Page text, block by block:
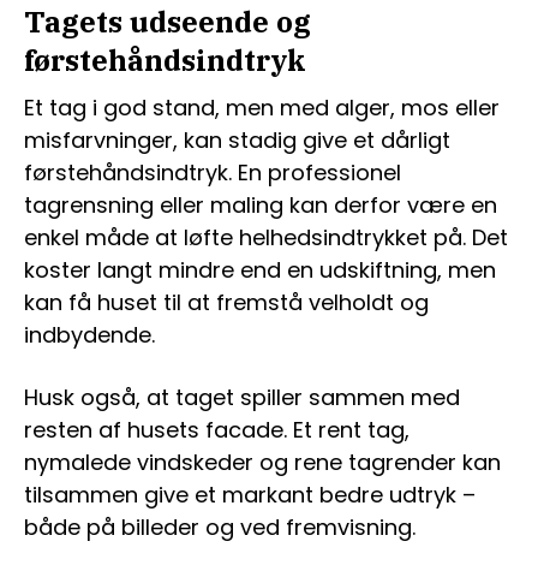
Tagets udseende og
førstehåndsindtryk
Et tag i god stand, men med alger, mos eller
misfarvninger, kan stadig give et dårligt
førstehåndsindtryk. En professionel
tagrensning eller maling kan derfor være en
enkel måde at løfte helhedsindtrykket på. Det
koster langt mindre end en udskiftning, men
kan få huset til at fremstå velholdt og
indbydende.
Husk også, at taget spiller sammen med
resten af husets facade. Et rent tag,
nymalede vindskeder og rene tagrender kan
tilsammen give et markant bedre udtryk –
både på billeder og ved fremvisning.